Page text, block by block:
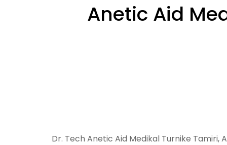
Anetic Aid
Dr. Tech Anetic Aid Medikal Turnike Tamiri,